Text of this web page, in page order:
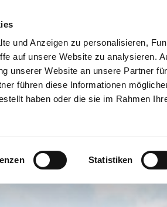
und Anzeigen zu personalisieren,
auf unsere Website zu analysieren.
unserer Website an unsere Partner
führen diese Informationen
haben oder die sie im Rahmen
Statistiken